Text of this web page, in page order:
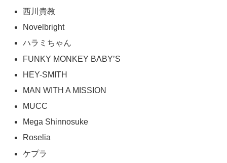
西川貴教
Novelbright
ハラミちゃん
FUNKY MONKEY BΛBY’S
HEY-SMITH
MAN WITH A MISSION
MUCC
Mega Shinnosuke
Roselia
ケプラ